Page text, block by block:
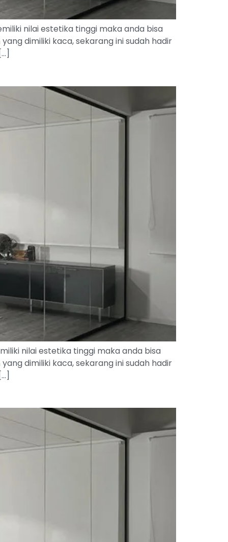
nilai estetika tinggi maka anda bisa
dimiliki kaca, sekarang ini sudah hadir
nilai estetika tinggi maka anda bisa
dimiliki kaca, sekarang ini sudah hadir